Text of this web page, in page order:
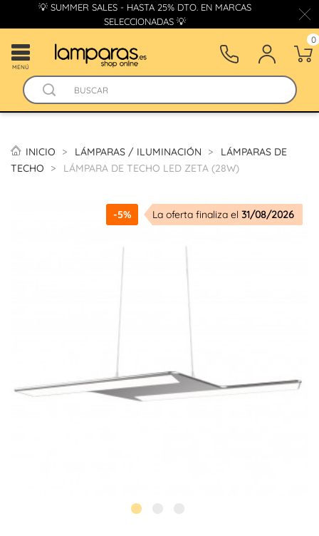
💡 SUMMER SALES - HASTA 25% DTO. EN MARCAS
SELECCIONADAS 💡
MENÚ
0
INICIO LÁMPARAS / ILUMINACIÓN
LÁMPARAS DE
TECHO
LÁMPARA DE TECHO LED ZETA (28W)
-5% La oferta finaliza el 31/08/2026